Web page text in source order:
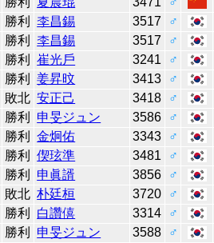
勝利 李昌錫 3517
♂
勝利 李昌錫 3517
♂
勝利 崔光戶 3241
♂
勝利 姜昇旼 3413
♂
敗北 安正己 3418
♂
勝利 申旻ジュン 3586
♂
勝利 金炯佑 3343
♂
勝利 偰玹準 3481
♂
勝利 申眞諝 3856
♂
敗北 朴廷桓 3720
♂
勝利 白讚僖 3314
♂
勝利 申旻ジュン 3588
♂